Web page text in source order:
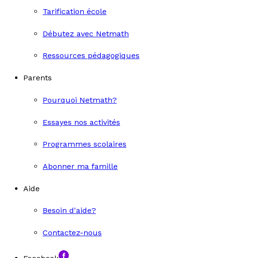
Tarification école
Débutez avec Netmath
Ressources pédagogiques
Parents
Pourquoi Netmath?
Essayes nos activités
Programmes scolaires
Abonner ma famille
Aide
Besoin d'aide?
Contactez-nous